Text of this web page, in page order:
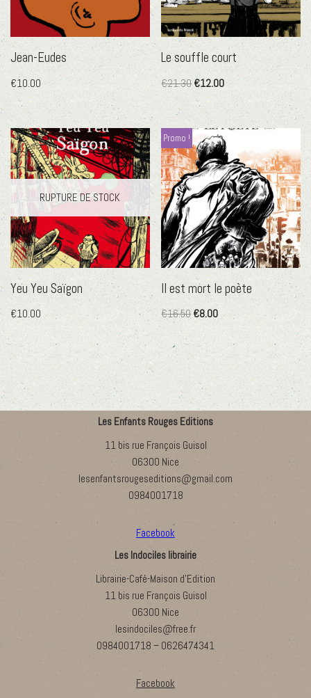
Jean-Eudes
€10.00
Le souffle court
€21.30€12.00
RUPTURE DE STOCK
Yeu Yeu Saïgon
€10.00
Promo !
Il est mort le poète
€16.50€8.00
Les Enfants Rouges Editions
11 bis rue François Guisol
06300 Nice
lesenfantsrougeseditions@gmail.com
0984001718
Facebook
Les Indociles librairie
Librairie-Café-Maison d’Edition
11 bis rue François Guisol
06300 Nice
lesindociles@free.fr
0984001718 – 0626474341
Facebook